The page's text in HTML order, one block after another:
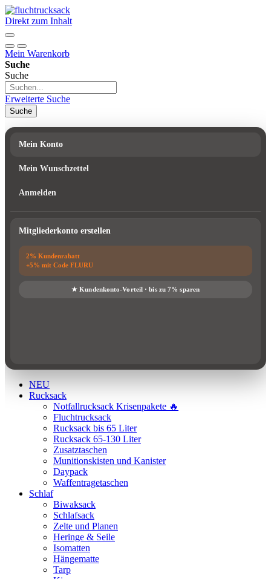
Direkt zum Inhalt
Mein Warenkorb
Suche
Suche
Erweiterte Suche
Suche
Mein Konto
Mein Wunschzettel
Anmelden
Mitgliederkonto erstellen
NEU
Rucksack
Notfallrucksack Krisenpakete 🔥
Fluchtrucksack
Rucksack bis 65 Liter
Rucksack 65-130 Liter
Zusatztaschen
Munitionskisten und Kanister
Daypack
Waffentragetaschen
Schlaf
Biwaksack
Schlafsack
Zelte und Planen
Heringe & Seile
Isomatten
Hängematte
Tarp